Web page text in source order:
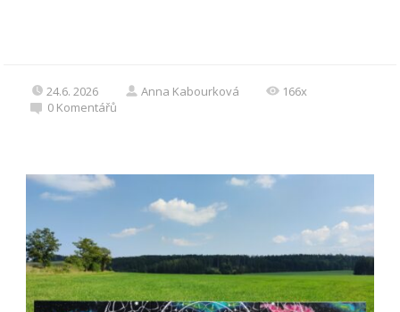
24.6. 2026 Anna Kabourková
166x
0 Komentářů